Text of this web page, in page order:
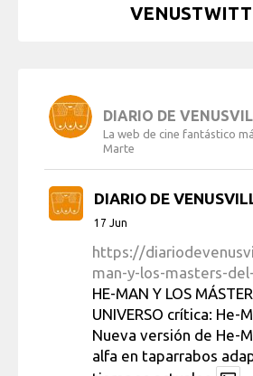
DIARIO DE
La web de cine fantástico
Marte
DIARIO DE
17 Jun
https://
man-y-los-masters-del-
HE-MAN Y LOS
UNIVERSO crítica: He-
Nueva versión de He-
alfa en taparrabos